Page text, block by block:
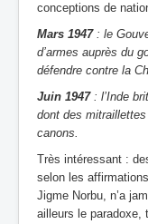
conceptions de
Mars 1947 : le
d’armes auprès du
défendre contre la
Juin 1947 : l’Inde
dont des
canons.
Très intéressant :
selon les
Jigme Norbu, n’a
ailleurs le paradoxe,